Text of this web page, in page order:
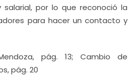
salarial, por lo que reconoció la
para hacer un contacto y
pág. 13; Cambio de
pág. 20